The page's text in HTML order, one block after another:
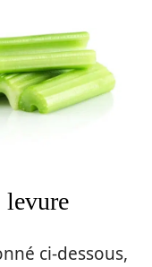
levure
ci-dessous,